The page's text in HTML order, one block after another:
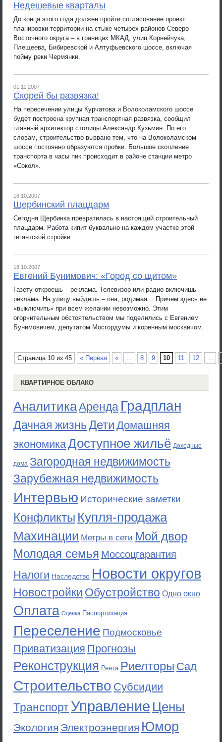
Недешевые кварталы
До конца этого года должен пройти согласование проект
планировки территории на стыке четырех районов Северо-
Восточного округа – в границах МКАД, улиц Корнейчука,
Плещеева, Бибиревской и Алтуфьевского шоссе, включая
пойму реки Чермянки.
01.11.2007
Скорей бы развязка!
На пересечении улицы Курчатова и Волоколамского шоссе
будет построена крупная транспортная развязка, сообщил
главный архитектор столицы Александр Кузьмин. По его
словам, строительство вызвано тем, что на Волоколамском
шоссе постоянно образуются пробки. Большое скопление
транспорта в часы пик происходит в районе станции метро
«Сокол».
18.10.2007
Щербинский плацдарм
Сегодня Щербинка превратилась в настоящий строительный
плацдарм. Работа кипит буквально на каждом участке этой
гигантской стройки.
18.10.2007
Евгений Бунимович: «Город со щитом»
Газету откроешь – реклама. Телевизор или радио включишь –
реклама. На улицу выйдешь – она, родимая… Причем здесь ее
«выключить» при всем желании невозможно. Этим
огорчительным обстоятельством мы поделились с Евгением
Бунимовичем, депутатом Мосгордумы и коренным москвичом.
Страница 10 из 45 « Первая « ... 8 9 10 11 12 ...
КВАРТИРНОЕ ОБЛАКО
АналитикаАренда Градплан
Дачная жизньДети Домашняя
экономикаДоступное жильё Доходные
дома Загородная недвижимость
Зарубежная недвижимость
Интервью Исторические заметки
Конфликты Купля-продажа
Махинации Метры в сети Мой двор
Молодая семья Моссоцгарантия
Налоги Наследство Новости округов
Новостройки Обустройство Одно окно
Оплата Оценка Паспортизация
Переселение Подмосковье
Приватизация Прогнозы
Реконструкция Рента Риелторы Сад
Строительство Субсидии
ТранспортУправление Цены
Экология Электроэнергия Юмор